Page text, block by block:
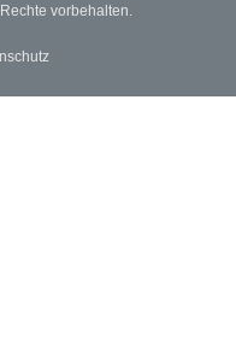
vorbehalten.